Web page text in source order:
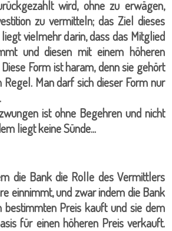
wird, ohne zu erwägen,
zu vermitteln; das Ziel dieses
vielmehr darin, dass das Mitglied
und diesen mit einem höheren
Form ist haram, denn sie gehört
Man darf sich dieser Form nur
ist ohne Begehren und nicht
liegt keine Sünde...
die Bank die Rolle des Vermittlers
einnimmt, und zwar indem die Bank
bestimmten Preis kauft und sie dem
für einen höheren Preis verkauft.